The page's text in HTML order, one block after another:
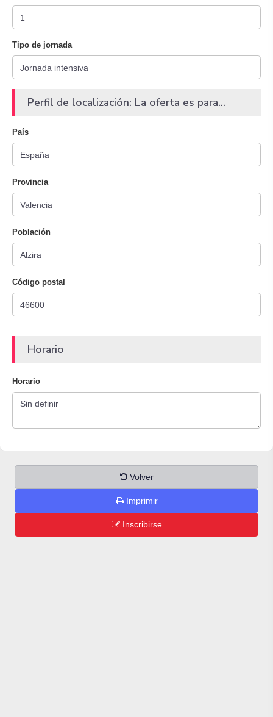
Tipo de jornada
Perfil de localización: La oferta es para...
País
Provincia
Población
Código postal
Horario
Horario
Volver
Imprimir
Inscribirse